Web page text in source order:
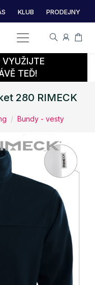
KLUB PRODEJNY
TEĎ!
280 RIMECK
Bundy - vesty